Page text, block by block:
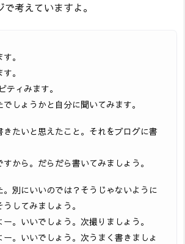
考えていますよ。
。
。
ティみます。
しょうかと自分に聞いてみます。
きたいと思えたこと。それをブログに書
から。だらだら書いてみましょう。
。別にいいのでは？そうじゃないように
してみましょう。
。いいでしょう。次撮りましょう。
。いいでしょう。次うまく書きましょ